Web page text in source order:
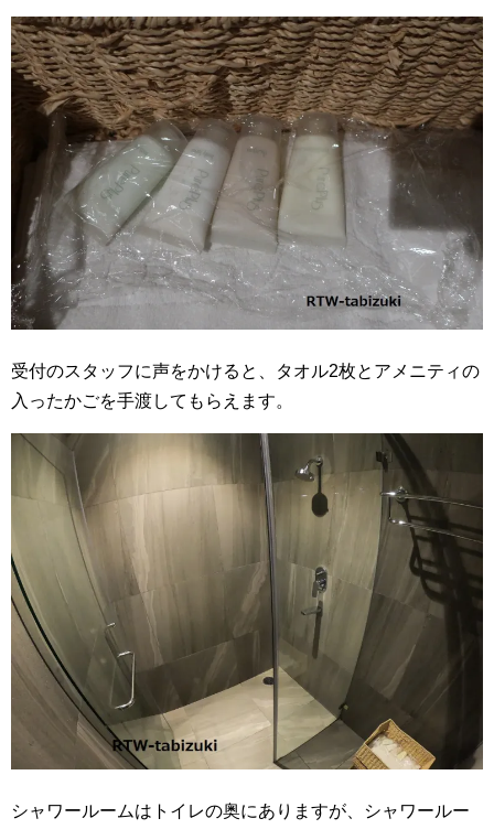
受付のスタッフに声をかけると、タオル2枚とアメニティの
入ったかごを手渡してもらえます。
シャワールームはトイレの奥にありますが、シャワールー